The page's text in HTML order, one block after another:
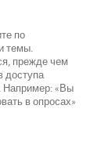
по
темы.
прежде чем
доступа
Например: «Вы
в опросах»